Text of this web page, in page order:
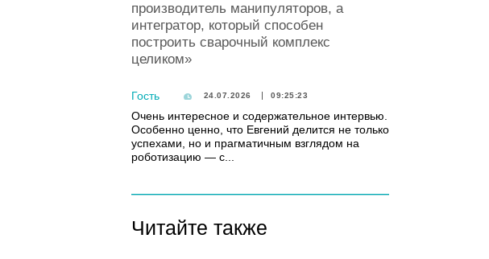
производитель манипуляторов, а
интегратор, который способен
построить сварочный комплекс
целиком»
Гость 24.07.2026 09:25:23
Очень интересное и содержательное интервью.
Особенно ценно, что Евгений делится не только
успехами, но и прагматичным взглядом на
роботизацию — с...
Читайте также